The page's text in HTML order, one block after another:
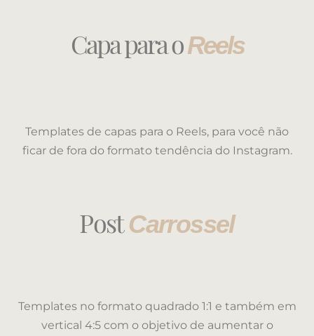
Capa para oReels
Templates de capas para o Reels, para você não
ficar de fora do formato tendência do Instagram.
PostCarrossel
Templates no formato quadrado 1:1 e também em
vertical 4:5 com o objetivo de aumentar o